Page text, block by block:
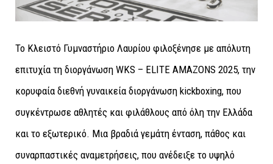
Το Κλειστό Γυμναστήριο Λαυρίου φιλοξένησε με απόλυτη
επιτυχία τη διοργάνωση WKS – ELITE AMAZONS 2025, την
κορυφαία διεθνή γυναικεία διοργάνωση kickboxing, που
συγκέντρωσε αθλητές και φιλάθλους από όλη την Ελλάδα
και το εξωτερικό. Μια βραδιά γεμάτη ένταση, πάθος και
συναρπαστικές αναμετρήσεις, που ανέδειξε το υψηλό